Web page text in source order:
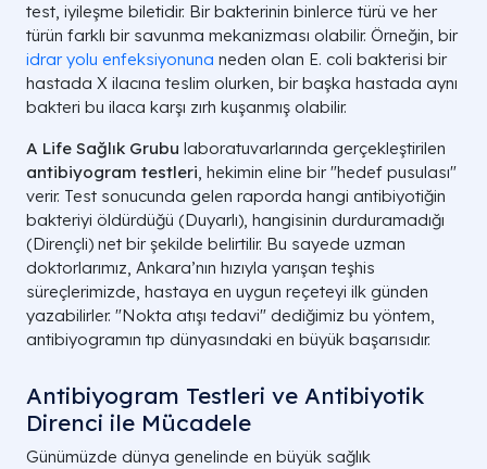
test, iyileşme biletidir. Bir bakterinin binlerce türü ve her
türün farklı bir savunma mekanizması olabilir. Örneğin, bir
idrar yolu enfeksiyonuna neden olan E. coli bakterisi bir
hastada X ilacına teslim olurken, bir başka hastada aynı
bakteri bu ilaca karşı zırh kuşanmış olabilir.
A Life Sağlık Grubu laboratuvarlarında gerçekleştirilen
antibiyogram testleri, hekimin eline bir "hedef pusulası"
verir. Test sonucunda gelen raporda hangi antibiyotiğin
bakteriyi öldürdüğü (Duyarlı), hangisinin durduramadığı
(Dirençli) net bir şekilde belirtilir. Bu sayede uzman
doktorlarımız, Ankara’nın hızıyla yarışan teşhis
süreçlerimizde, hastaya en uygun reçeteyi ilk günden
yazabilirler. "Nokta atışı tedavi" dediğimiz bu yöntem,
antibiyogramın tıp dünyasındaki en büyük başarısıdır.
Antibiyogram Testleri ve Antibiyotik
Direnci ile Mücadele
Günümüzde dünya genelinde en büyük sağlık